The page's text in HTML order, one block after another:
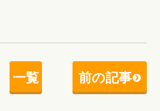
一覧 前の記事